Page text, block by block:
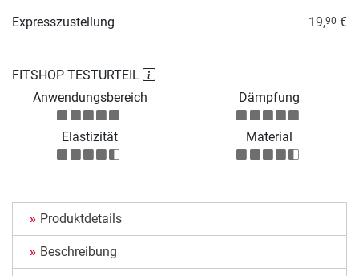
FITSHOP TESTURTEIL
Anwendungsbereich
Dämpfung
Elastizität Material
Expresszustellung 19,90 €
Produktdetails
Beschreibung